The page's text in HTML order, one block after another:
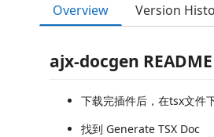
Overview Version
ajx-docgen README
下载完插件后，在tsx文件
找到 Generate TSX Doc